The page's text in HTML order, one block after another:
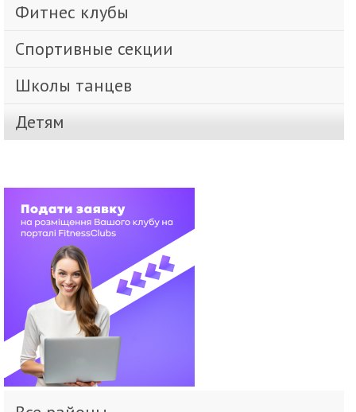
Фитнес клубы
Спортивные секции
Школы танцев
Детям